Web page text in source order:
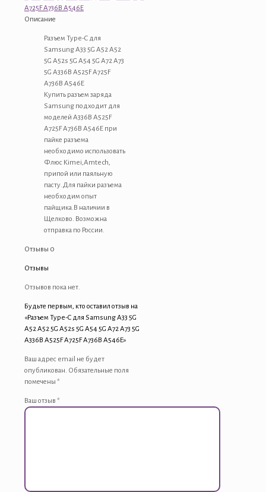
Samsung
A33
A725F A736B A546E
Описание
Разъем Type-C для
Samsung A33 5G A52 A52
5G A52s 5G A54 5G A72 A73
5G A336B A525F A725F
A736B A546E
Купить разъем заряда
Samsung подходит для
моделей A336B A525F
A725F A736B A546E при
пайке разъема
необходимо использовать
Флюс Kimei,Amtech,
припой или паяльную
пасту.Для пайки разъема
необходим опыт
пайщика.В наличии в
Щелково. Возможна
отправка по России.
Отзывы 0
Отзывы
Отзывов пока нет.
Будьте первым, кто оставил отзыв на
«Разъем Type-C для Samsung A33 5G
A52 A52 5G A52s 5G A54 5G A72 A73 5G
A336B A525F A725F A736B A546E»
Ваш адрес email не будет
опубликован. Обязательные поля
помечены *
Ваш отзыв *